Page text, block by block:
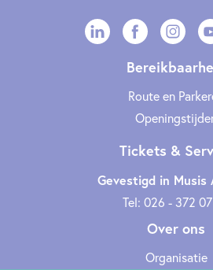
Route en
Tickets &
Gevestigd in Musis
Tel: 026 - 372
Over ons
Organisatie